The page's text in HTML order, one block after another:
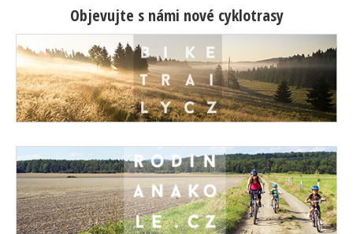
Objevujte s námi nové cyklotrasy